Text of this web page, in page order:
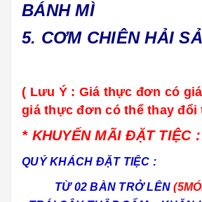
BÁNH MÌ
5. CƠM CHIÊN HẢI
( Lưu Ý : Giá thực đơn có
giá thực đơn có thể thay đổi
* KHUYẾN MÃI ĐẶT TIỆC :
QUÝ KHÁCH ĐẶT TIỆC :
TỪ 02 BÀN TRỞ LÊN